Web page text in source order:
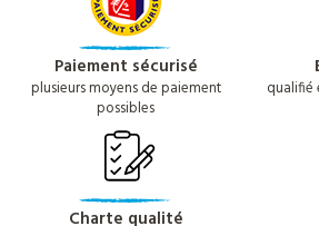
Paiement sécurisé
plusieurs moyens de paiement
possibles
qualifié
Charte qualité